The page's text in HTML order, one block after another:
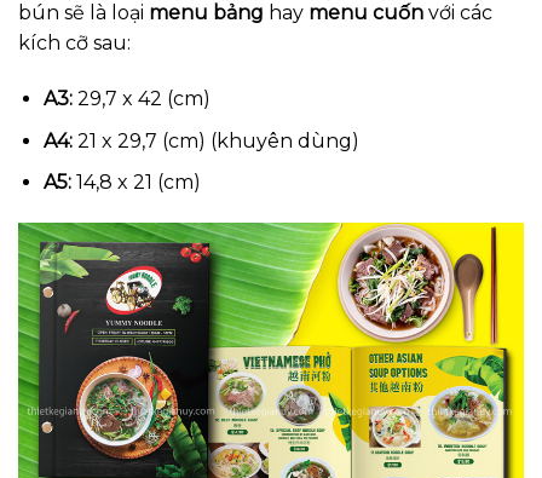
bún sẽ là loại menu bảng hay menu cuốn với các
kích cỡ sau:
A3:29,7 x 42 (cm)
A4:21 x 29,7 (cm) (khuyên dùng)
A5:14,8 x 21 (cm)